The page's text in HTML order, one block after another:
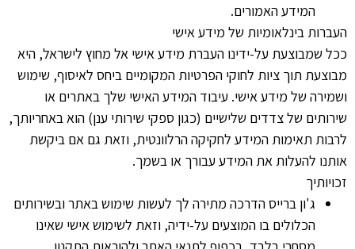
המידע האמורים.
העברות בינלאומיות של מידע אישי
ככל שמבוצעת על-ידינו העברת מידע אישי אל מחוץ לישראל, היא
מבוצעת תוך ציות לחוקי הפרטיות המקומיים ביחס לאיסוף, שימוש
ושמירה של מידע אישי. עיבוד המידע האישי שלך באתרים או
שירותים של צדדים שלישיים (כגון ספקי שירותי ענן) הוא באחריותך,
לרבות תאימות המידע לחקיקה הרלוונטית, וזאת גם אם ביקשת
אותנו להעלות את המידע עבורך או בשמך.
זכויותיך
ג'ון ברייס הדרכה מתירה לך לעשות שימוש באתר ובשירותים
הכלולים בו המוצעים על-ידיה, וזאת לשימוש אישי שאינו